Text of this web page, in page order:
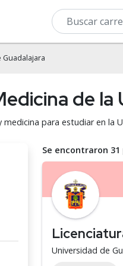
de
para estudiar en la
Se encontraron
Universidad de